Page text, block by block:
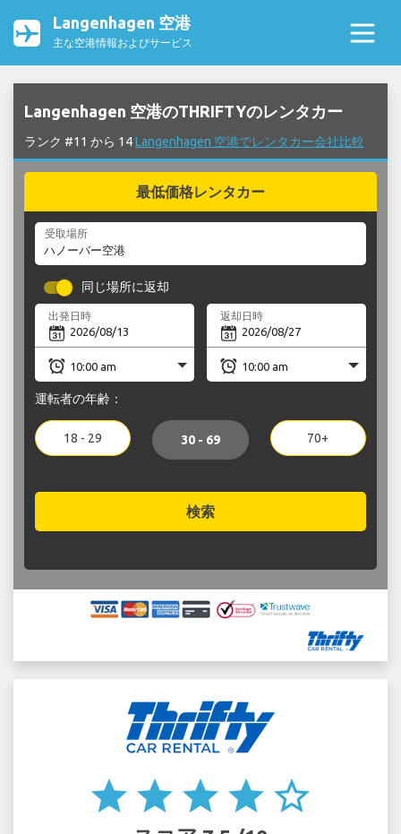
Langenhagen 空港
主な空港情報およびサービス
Langenhagen 空港のTHRIFTYのレンタカー
ランク #11 から 14Langenhagen 空港でレンタカー会社比較
最低価格レンタカー
受取場所
同じ場所に返却
出発日時 返却日時
運転者の年齢：
18 - 29 30 - 69 70+
検索
star star star star star_border